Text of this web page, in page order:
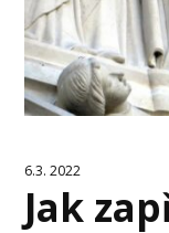
6.3. 2022
Jak